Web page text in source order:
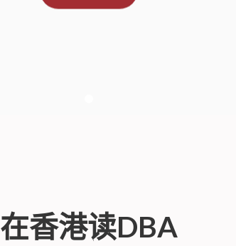
在香港读DBA